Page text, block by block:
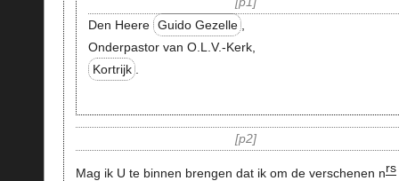
Den Heere Guido Gezelle
Onderpastor van O.L.V.-Kerk,
Kortrijk
p2
Mag ik U te binnen brengen dat ik om de verschenen nrs